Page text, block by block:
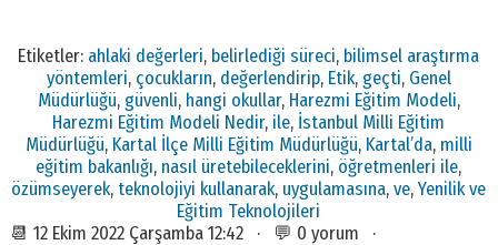
Etiketler: ahlaki değerleri, belirlediği süreci, bilimsel araştırma
yöntemleri, çocukların, değerlendirip, Etik, geçti, Genel
Müdürlüğü, güvenli, hangi okullar, Harezmi Eğitim Modeli,
Harezmi Eğitim Modeli Nedir, ile, İstanbul Milli Eğitim
Müdürlüğü, Kartal İlçe Milli Eğitim Müdürlüğü, Kartal’da, milli
eğitim bakanlığı, nasıl üretebileceklerini, öğretmenleri ile,
özümseyerek, teknolojiyi kullanarak, uygulamasına,ve,Yenilik ve
Eğitim Teknolojileri
📆 12 Ekim 2022 Çarşamba 12:42 · 💬 0 yorum ·